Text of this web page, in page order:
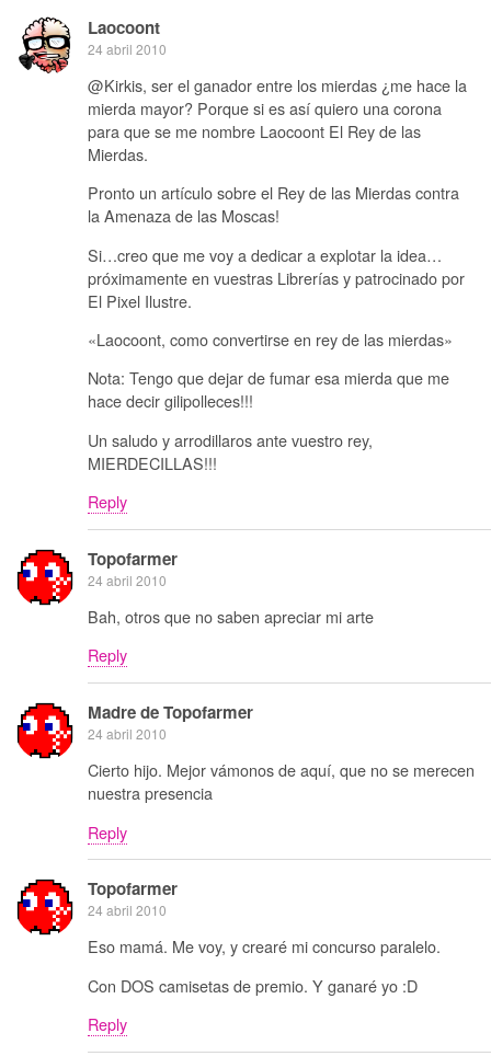
Laocoont
24 abril 2010
@Kirkis, ser el ganador entre los mierdas ¿me hace la
mierda mayor? Porque si es así quiero una corona
para que se me nombre Laocoont El Rey de las
Mierdas.
Pronto un artículo sobre el Rey de las Mierdas contra
la Amenaza de las Moscas!
Si…creo que me voy a dedicar a explotar la idea…
próximamente en vuestras Librerías y patrocinado por
El Pixel Ilustre.
«Laocoont, como convertirse en rey de las mierdas»
Nota: Tengo que dejar de fumar esa mierda que me
hace decir gilipolleces!!!
Un saludo y arrodillaros ante vuestro rey,
MIERDECILLAS!!!
Reply
Topofarmer
24 abril 2010
Bah, otros que no saben apreciar mi arte
Reply
Madre de Topofarmer
24 abril 2010
Cierto hijo. Mejor vámonos de aquí, que no se merecen
nuestra presencia
Reply
Topofarmer
24 abril 2010
Eso mamá. Me voy, y crearé mi concurso paralelo.
Con DOS camisetas de premio. Y ganaré yo :D
Reply